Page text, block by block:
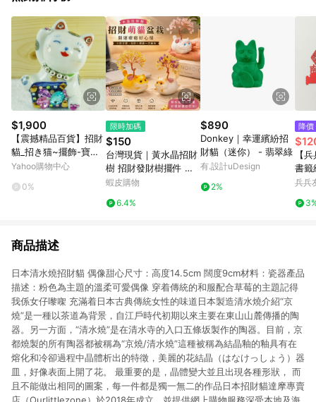
$1,900
【震撼精品百貨】招財
貓_招き猫~擺飾-寶石
【共1款】
Yahoo購物中心
0%
限時加碼
$150
台灣現貨｜黃水晶招財
樹 招財發財樹擺件 客
廳玄關店面聚財擺飾 財
面風水招財小物 療癒擺
蝦皮購物
6.4%
$890
Donkey｜幸運繽紛招
財貓（迷你） - 翡翠綠
有.設計uDesign
2%
降價
【
書籤
兵兵
商品描述
日本清水燒招財貓 偶像甜心尺寸：高度14.5cm 闊度9cm材料：瓷器產品
描述：粉色為主題的溫柔可愛偶像 穿着傳統的和服配合草莓的主題記得
我係女仔嚟㗎 充滿着日本古典傳統女性的味道日本製造清水燒介紹“京
燒”是一種以茶道為背景，自江戶時代初期以來主要在東山山麓傳播的陶
器。另一方面，“清水燒”是在清水寺的入口五條坂製作的陶器。目前，京
都燒製的所有陶器都被稱為“京燒/清水燒”這種被稱為結晶釉的釉具有在
熔化和冷卻過程中晶體析出的特徵，美麗的花結晶（はなけっしょう）器
皿，好像表面上開了花。 最重要的是，晶體變大並且出現各種形狀， 而
且不能做出相同的圖案，每一件都是獨一無二的作品日本招財貓達摩專賣